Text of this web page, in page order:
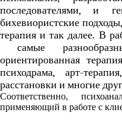
последователями, и
бихевиористские
терапия и так далее. В
самые
ориентированная
психодрама, арт-
расстановки и многие
Соответственно,
применяющий в работе с